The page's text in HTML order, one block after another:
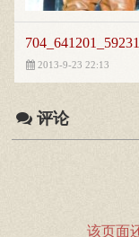
2013-9-23 22:13
评论
该页面